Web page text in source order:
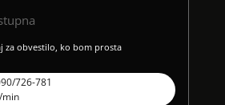
za obvestilo, ko bom prosta
726-781
min